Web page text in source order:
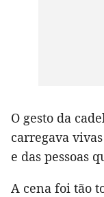
O gesto da
carregava
e das pessoas
A cena foi tão